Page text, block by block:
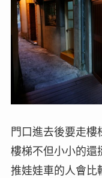
門口進去後要走樓
樓梯不但小小的還
推娃娃車的人會比